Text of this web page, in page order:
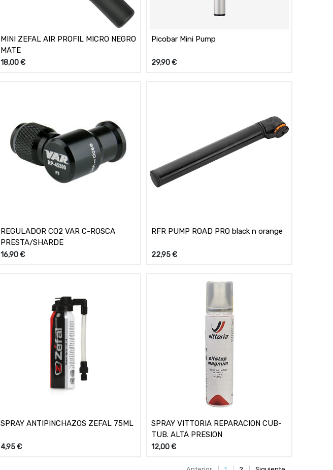
MINI ZEFAL AIR PROFIL MICRO NEGRO
MATE
18,00€
Picobar Mini Pump
29,90€
REGULADOR CO2 VAR C-ROSCA
PRESTA/SHARDE
16,90€
RFR PUMP ROAD PRO black n orange
22,95€
SPRAY ANTIPINCHAZOS ZEFAL 75ML
4,95€
SPRAY VITTORIA REPARACION CUB-
TUB. ALTA PRESION
12,00€